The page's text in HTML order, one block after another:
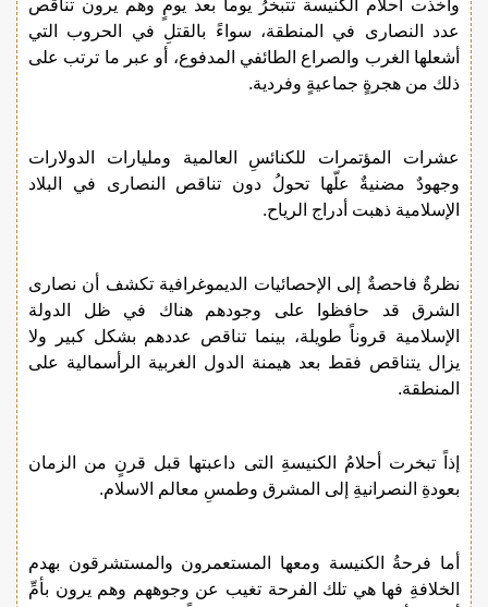
وأخذت أحلام الكنيسة تتبخرُ يوماً بعد يومٍ وهم يرون تناقص
عدد النصارى في المنطقة، سواءً بالقتلِ في الحروب التي
أشعلها الغرب والصراع الطائفي المدفوع، أو عبر ما ترتب على
ذلك من هجرةٍ جماعيةٍ وفردية.
عشرات المؤتمرات للكنائسِ العالمية ومليارات الدولارات
وجهودٌ مضنيةٌ علّها تحولُ دون تناقص النصارى في البلاد
الإسلامية ذهبت أدراج الرياح.
نظرةٌ فاحصةٌ إلى الإحصائيات الديموغرافية تكشف أن نصارى
الشرق قد حافظوا على وجودهم هناك في ظل الدولة
الإسلامية قروناً طويلة، بينما تناقص عددهم بشكل كبير ولا
يزال يتناقص فقط بعد هيمنة الدول الغربية الرأسمالية على
المنطقة.
إذاً تبخرت أحلامُ الكنيسةِ التى داعبتها قبل قرنٍ من الزمان
بعودةِ النصرانيةِ إلى المشرق وطمسِ معالم الاسلام.
أما فرحةُ الكنيسة ومعها المستعمرون والمستشرقون بهدم
الخلافةِ فها هي تلك الفرحة تغيب عن وجوههم وهم يرون بأمِّ